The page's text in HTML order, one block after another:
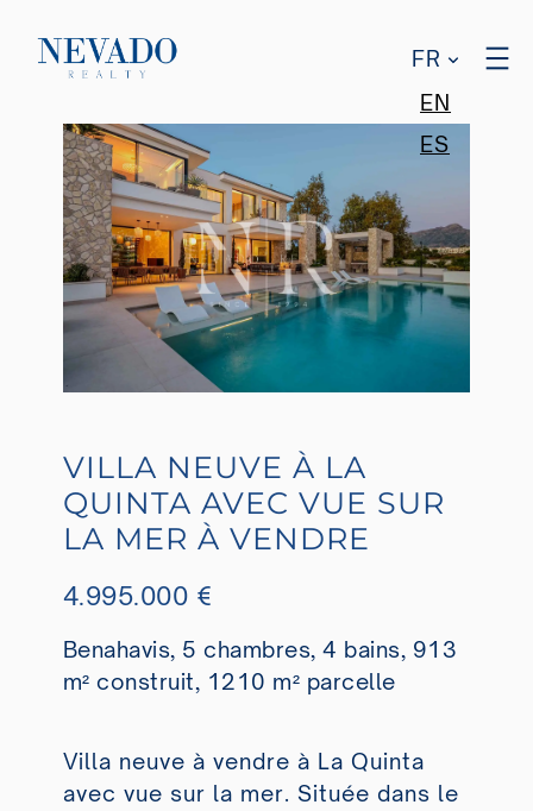
FR
EN
ES
VILLA NEUVE À LA
QUINTA AVEC VUE SUR
LA MER À VENDRE
4.995.000 €
Benahavis, 5 chambres, 4 bains, 913
m² construit, 1210 m² parcelle
Villa neuve à vendre à La Quinta
avec vue sur la mer. Située dans le